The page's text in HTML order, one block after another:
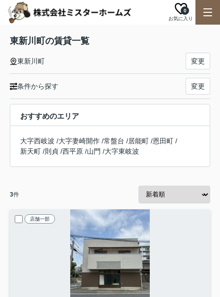
お気に入り
0
東新川町の賃貸一覧
東新川町 変更
条件から探す 変更
おすすめのエリア
大字西岐波 /大字妻崎開作 /常盤台 /居能町 /恩田町 /
新天町 /則貞 /西平原 /山門 /大字東岐波
3件
店舗一部